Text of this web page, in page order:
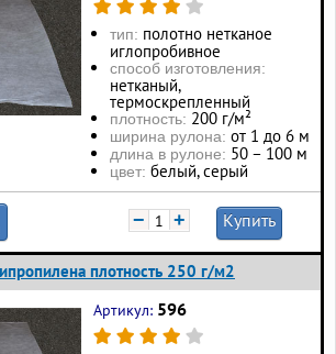
тип: полотно нетканое
иглопробивное
способ изготовления:
нетканый,
термоскрепленный
плотность: 200 г/м²
ширина рулона: от 1 до 6 м
длина в рулоне: 50 – 100 м
цвет: белый, серый
− + Купить
плотность 250 г/м2
Артикул: 596